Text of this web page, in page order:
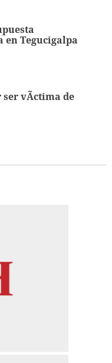
Tegucigalpa
ser vÃ­ctima de